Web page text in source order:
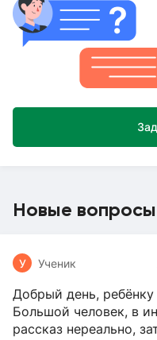
Новые вопросы
У Ученик
Добрый день,
Большой человек, в
рассказ нереально,